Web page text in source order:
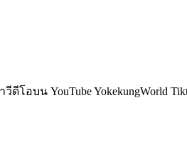
บน YouTube YokekungWorld